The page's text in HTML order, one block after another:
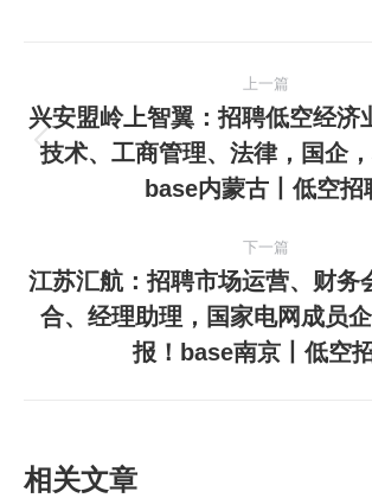
章
导
上一篇
上
一
文
章：
兴安盟岭上智翼：招聘低空经济
技术、工商管理、法律，国企，
base内蒙古丨低空招
下一篇
下
一
江苏汇航：招聘市场运营、财务
合、经理助理，国家电网成员
报！base南京丨低空
相关文章